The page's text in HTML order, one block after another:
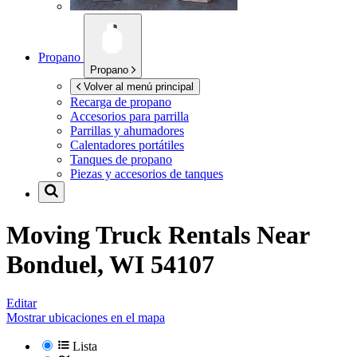
Propano
Propano
Volver al menú principal
Recarga de propano
Accesorios para parrilla
Parrillas y ahumadores
Calentadores portátiles
Tanques de propano
Piezas y accesorios de tanques
Moving Truck Rentals Near
Bonduel, WI 54107
Editar
Mostrar ubicaciones en el mapa
Lista